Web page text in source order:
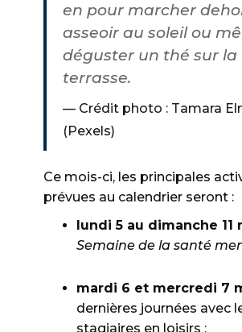
en pour marcher
asseoir au soleil ou
déguster un thé sur la
terrasse.
Crédit photo : Tamara
(Pexels)
Ce mois-ci, les principales
prévues au calendrier seront :
lundi 5 au dimanche 11
Semaine de la santé
mardi 6 et mercredi 7
dernières journées avec
stagiaires en loisirs ;